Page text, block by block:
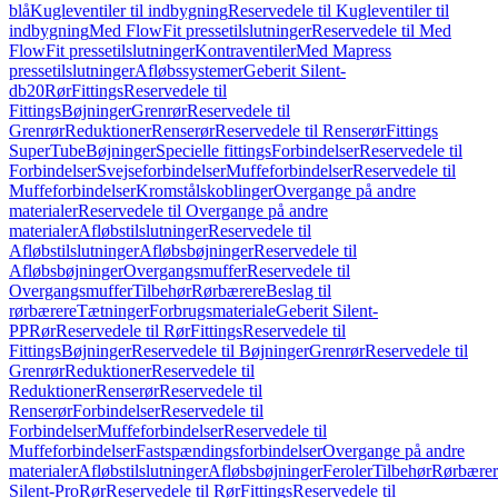
blåKugleventiler til indbygningReservedele til Kugleventiler til
indbygningMed FlowFit pressetilslutningerReservedele til Med
FlowFit pressetilslutningerKontraventilerMed Mapress
pressetilslutningerAfløbssystemerGeberit Silent-
db20RørFittingsReservedele til
FittingsBøjningerGrenrørReservedele til
GrenrørReduktionerRenserørReservedele til RenserørFittings
SuperTubeBøjningerSpecielle fittingsForbindelserReservedele til
ForbindelserSvejseforbindelserMuffeforbindelserReservedele til
MuffeforbindelserKromstålskoblingerOvergange på andre
materialerReservedele til Overgange på andre
materialerAfløbstilslutningerReservedele til
AfløbstilslutningerAfløbsbøjningerReservedele til
AfløbsbøjningerOvergangsmufferReservedele til
OvergangsmufferTilbehørRørbærereBeslag til
rørbærereTætningerForbrugsmaterialeGeberit Silent-
PPRørReservedele til RørFittingsReservedele til
FittingsBøjningerReservedele til BøjningerGrenrørReservedele til
GrenrørReduktionerReservedele til
ReduktionerRenserørReservedele til
RenserørForbindelserReservedele til
ForbindelserMuffeforbindelserReservedele til
MuffeforbindelserFastspændingsforbindelserOvergange på andre
materialerAfløbstilslutningerAfløbsbøjningerFerolerTilbehør
Silent-ProRørReservedele til RørFittingsReservedele til